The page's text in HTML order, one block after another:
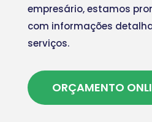
empresário, estamos
com informações
serviços.
ORÇAMENTO